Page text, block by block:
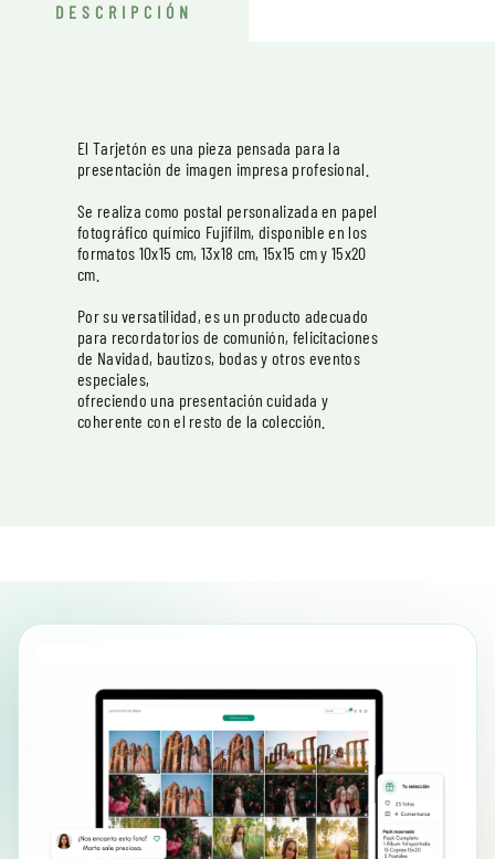
DESCRIPCIÓN
El Tarjetón es una pieza pensada para la
presentación de imagen impresa profesional.
Se realiza como postal personalizada en papel
fotográfico químico Fujifilm, disponible en los
formatos 10x15 cm, 13x18 cm, 15x15 cm y 15x20
cm.
Por su versatilidad, es un producto adecuado
para recordatorios de comunión, felicitaciones
de Navidad, bautizos, bodas y otros eventos
especiales,
ofreciendo una presentación cuidada y
coherente con el resto de la colección.